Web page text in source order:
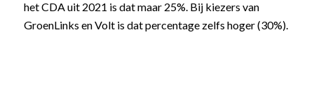
het CDA uit 2021 is dat maar 25%. Bij kiezers van
GroenLinks en Volt is dat percentage zelfs hoger (30%).